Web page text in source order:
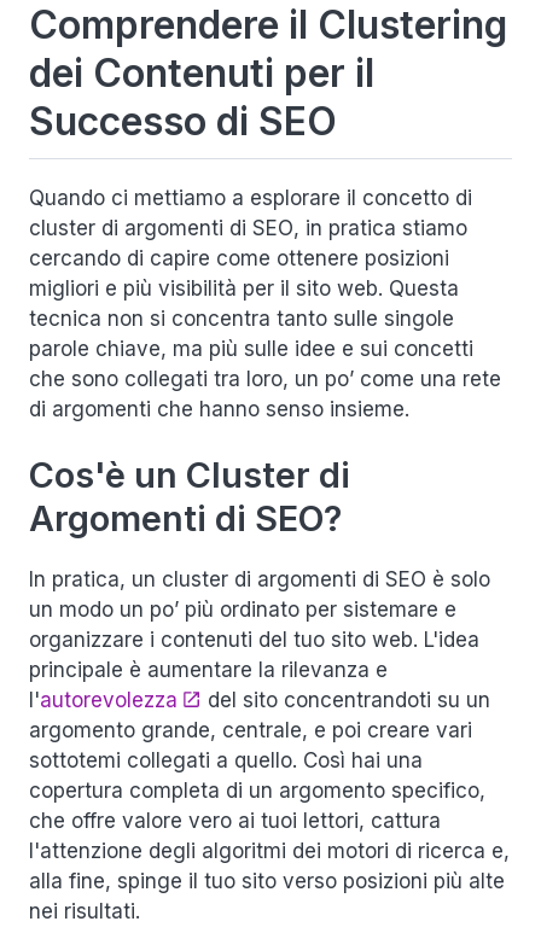
Comprendere il Clustering
dei Contenuti per il
Successo di SEO
Quando ci mettiamo a esplorare il concetto di
cluster di argomenti di SEO, in pratica stiamo
cercando di capire come ottenere posizioni
migliori e più visibilità per il sito web. Questa
tecnica non si concentra tanto sulle singole
parole chiave, ma più sulle idee e sui concetti
che sono collegati tra loro, un po’ come una rete
di argomenti che hanno senso insieme.
Cos'è un Cluster di
Argomenti di SEO?
In pratica, un cluster di argomenti di SEO è solo
un modo un po’ più ordinato per sistemare e
organizzare i contenuti del tuo sito web. L'idea
principale è aumentare la rilevanza e
l'autorevolezza
del sito concentrandoti su un
argomento grande, centrale, e poi creare vari
sottotemi collegati a quello. Così hai una
copertura completa di un argomento specifico,
che offre valore vero ai tuoi lettori, cattura
l'attenzione degli algoritmi dei motori di ricerca e,
alla fine, spinge il tuo sito verso posizioni più alte
nei risultati.